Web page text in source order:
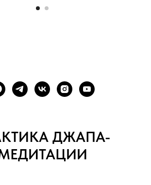
ДЖАПА-